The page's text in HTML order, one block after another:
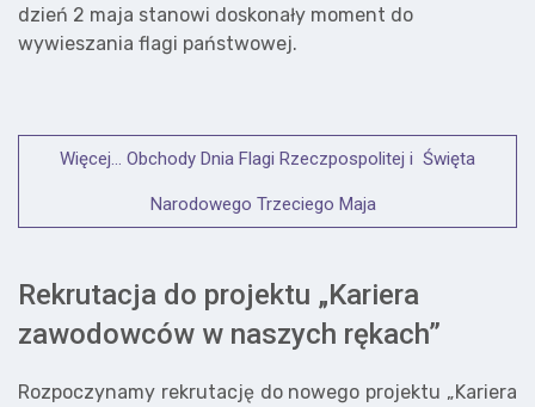
dzień 2 maja stanowi doskonały moment do
wywieszania flagi państwowej.
Więcej… Obchody Dnia Flagi Rzeczpospolitej i Święta
Narodowego Trzeciego Maja
Rekrutacja do projektu „Kariera
zawodowców w naszych rękach”
Rozpoczynamy rekrutację do nowego projektu „Kariera